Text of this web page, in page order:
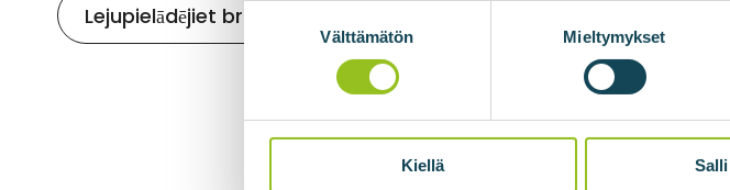
Välttämätön Mieltymykset
Kiellä
Lejupielādējiet brošūru!